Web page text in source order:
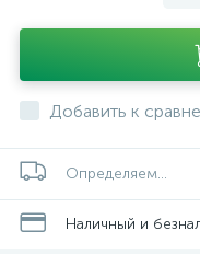
Добавить к
Определяем...
Наличный и